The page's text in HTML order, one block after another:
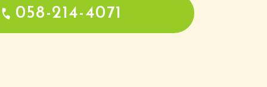
058-214-4071